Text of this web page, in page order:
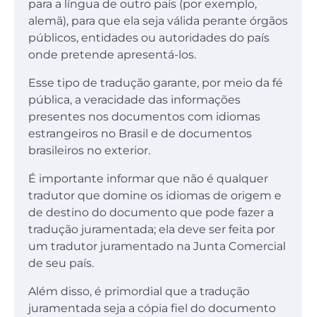
para a língua de outro país (por exemplo,
alemã), para que ela seja válida perante órgãos
públicos, entidades ou autoridades do país
onde pretende apresentá-los.
Esse tipo de tradução garante, por meio da fé
pública, a veracidade das informações
presentes nos documentos com idiomas
estrangeiros no Brasil e de documentos
brasileiros no exterior.
É importante informar que não é qualquer
tradutor que domine os idiomas de origem e
de destino do documento que pode fazer a
tradução juramentada; ela deve ser feita por
um tradutor juramentado na Junta Comercial
de seu país.
Além disso, é primordial que a tradução
juramentada seja a cópia fiel do documento